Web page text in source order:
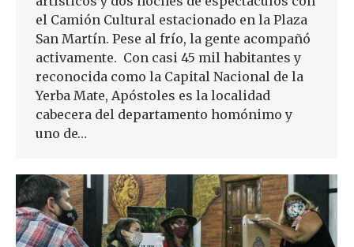
el Camión Cultural estacionado en la Plaza
San Martín. Pese al frío, la gente acompañó
activamente. Con casi 45 mil habitantes y
reconocida como la Capital Nacional de la
Yerba Mate, Apóstoles es la localidad
cabecera del departamento homónimo y
uno de…